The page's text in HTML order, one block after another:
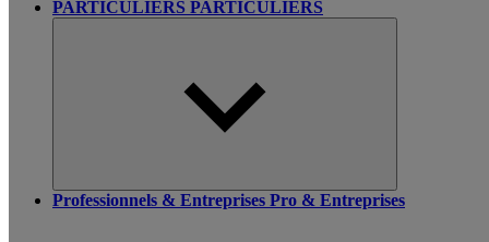
PARTICULIERS PARTICULIERS
Professionnels & Entreprises Pro & Entreprises